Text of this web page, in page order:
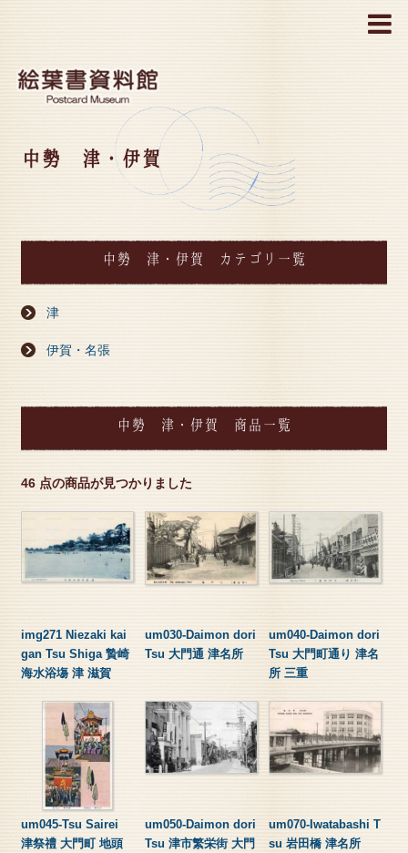
MENU
中勢 津・伊賀
中勢 津・伊賀 カテゴリ一覧
津
伊賀・名張
中勢 津・伊賀 商品一覧
46 点の商品が見つかりました
img271 Niezaki kai
gan Tsu Shiga 贄崎
海水浴塲 津 滋賀
um030-Daimon dori
Tsu 大門通 津名所
um040-Daimon dori
Tsu 大門町通り 津名
所 三重
um045-Tsu Sairei
津祭禮 大門町 地頭
um050-Daimon dori
Tsu 津市繁栄街 大門
um070-Iwatabashi T
su 岩田橋 津名所